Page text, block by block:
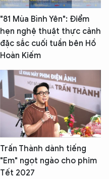
"81 Mùa Bình Yên": Điểm
hẹn nghệ thuật thực cảnh
đặc sắc cuối tuần bên Hồ
Hoàn Kiếm
Trấn Thành dành tiếng
"Em" ngọt ngào cho phim
Tết 2027